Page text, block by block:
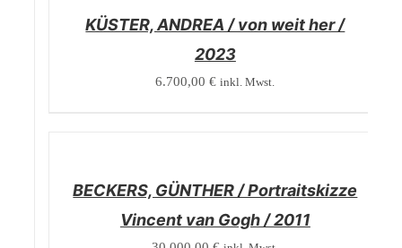
KÜSTER, ANDREA / von weit her /
2023
6.700,00€ inkl. Mwst.
BECKERS, GÜNTHER / Portraitskizze
Vincent van Gogh / 2011